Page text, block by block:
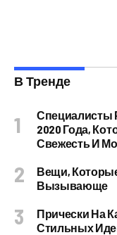
В Тренде
Специалисты
2020 Года,
Свежесть И
Вещи,
Вызывающе
Прически На
Стильных